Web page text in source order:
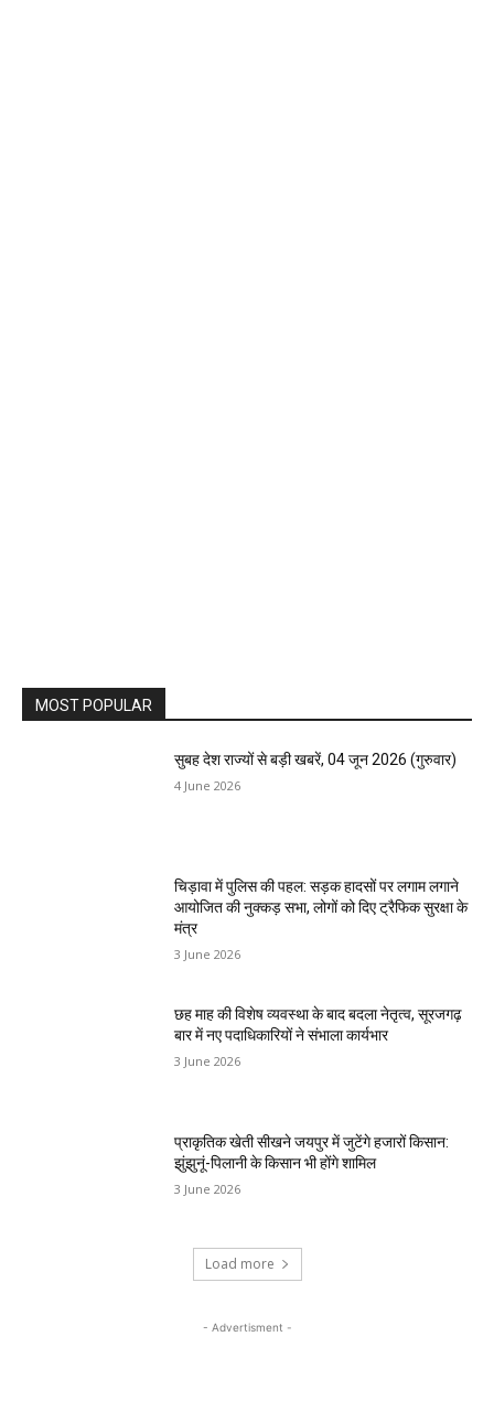
MOST POPULAR
सुबह देश राज्यों से बड़ी खबरें, 04 जून 2026 (गुरुवार)
4 June 2026
चिड़ावा में पुलिस की पहल: सड़क हादसों पर लगाम लगाने
आयोजित की नुक्कड़ सभा, लोगों को दिए ट्रैफिक सुरक्षा के
मंत्र
3 June 2026
छह माह की विशेष व्यवस्था के बाद बदला नेतृत्व, सूरजगढ़
बार में नए पदाधिकारियों ने संभाला कार्यभार
3 June 2026
प्राकृतिक खेती सीखने जयपुर में जुटेंगे हजारों किसान:
झुंझुनूं-पिलानी के किसान भी होंगे शामिल
3 June 2026
Load more
- Advertisment -